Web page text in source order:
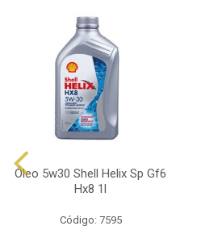
Óleo 5w30 Shell Helix Sp Gf6
Hx8 1l
Código: 7595